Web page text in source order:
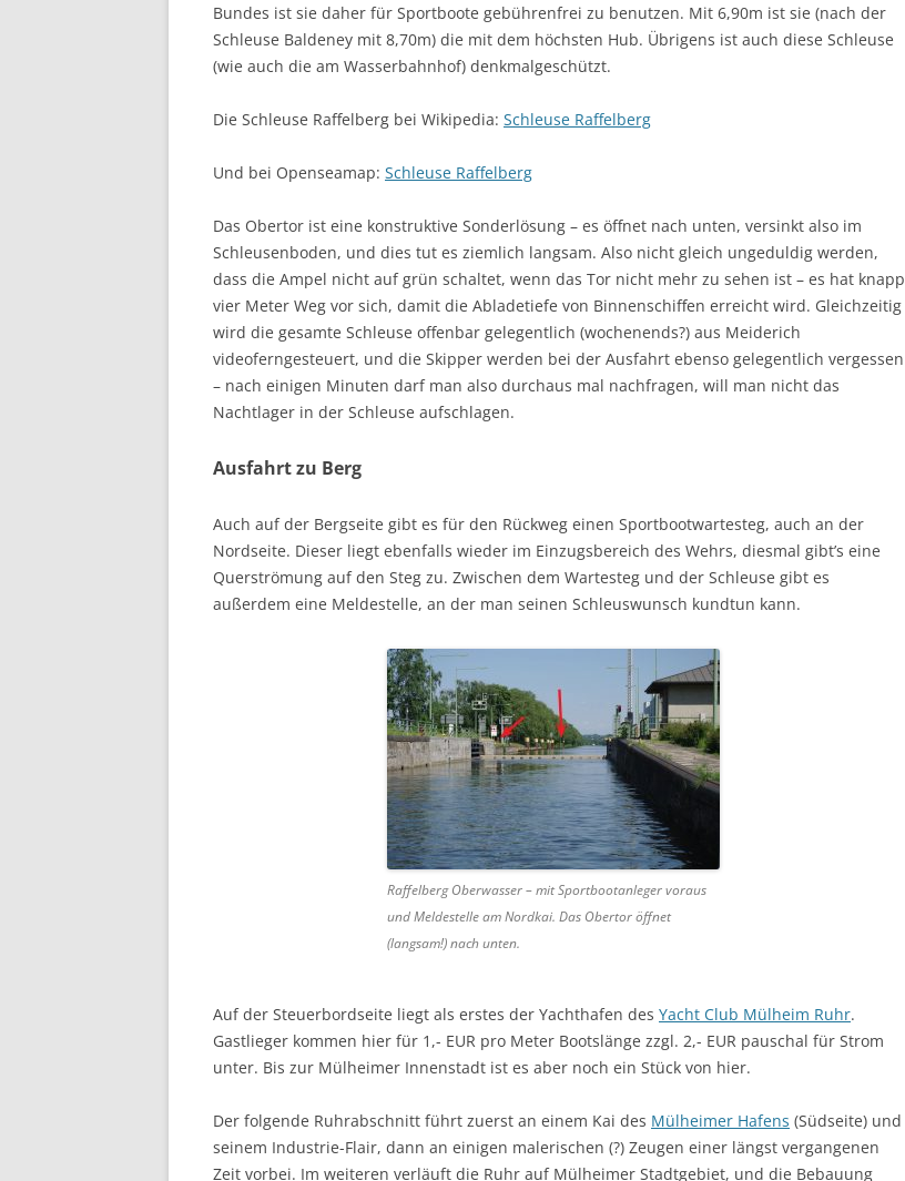
Bundes ist sie daher für Sportboote gebührenfrei zu benutzen. Mit 6,90m ist sie (nach der
Schleuse Baldeney mit 8,70m) die mit dem höchsten Hub. Übrigens ist auch diese Schleuse
(wie auch die am Wasserbahnhof) denkmalgeschützt.
Die Schleuse Raffelberg bei Wikipedia: Schleuse Raffelberg
Und bei Openseamap: Schleuse Raffelberg
Das Obertor ist eine konstruktive Sonderlösung – es öffnet nach unten, versinkt also im
Schleusenboden, und dies tut es ziemlich langsam. Also nicht gleich ungeduldig werden,
dass die Ampel nicht auf grün schaltet, wenn das Tor nicht mehr zu sehen ist – es hat knapp
vier Meter Weg vor sich, damit die Abladetiefe von Binnenschiffen erreicht wird. Gleichzeitig
wird die gesamte Schleuse offenbar gelegentlich (wochenends?) aus Meiderich
videoferngesteuert, und die Skipper werden bei der Ausfahrt ebenso gelegentlich vergessen
– nach einigen Minuten darf man also durchaus mal nachfragen, will man nicht das
Nachtlager in der Schleuse aufschlagen.
Ausfahrt zu Berg
Auch auf der Bergseite gibt es für den Rückweg einen Sportbootwartesteg, auch an der
Nordseite. Dieser liegt ebenfalls wieder im Einzugsbereich des Wehrs, diesmal gibt’s eine
Querströmung auf den Steg zu. Zwischen dem Wartesteg und der Schleuse gibt es
außerdem eine Meldestelle, an der man seinen Schleuswunsch kundtun kann.
Raffelberg Oberwasser – mit Sportbootanleger voraus
und Meldestelle am Nordkai. Das Obertor öffnet
(langsam!) nach unten.
Auf der Steuerbordseite liegt als erstes der Yachthafen des Yacht Club Mülheim Ruhr.
Gastlieger kommen hier für 1,- EUR pro Meter Bootslänge zzgl. 2,- EUR pauschal für Strom
unter. Bis zur Mülheimer Innenstadt ist es aber noch ein Stück von hier.
Der folgende Ruhrabschnitt führt zuerst an einem Kai des Mülheimer Hafens (Südseite) und
seinem Industrie-Flair, dann an einigen malerischen (?) Zeugen einer längst vergangenen
Zeit vorbei. Im weiteren verläuft die Ruhr auf Mülheimer Stadtgebiet, und die Bebauung